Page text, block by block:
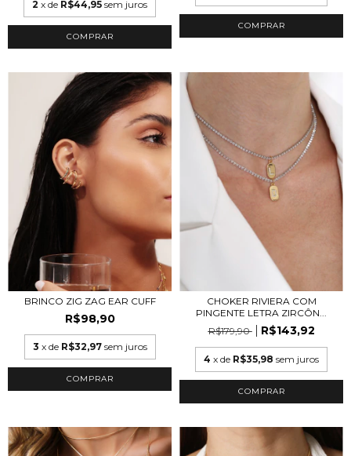
2 x de R$44,95 sem juros
COMPRAR
COMPRAR
BRINCO ZIG ZAG EAR CUFF
R$98,90
3 x de R$32,97 sem juros
COMPRAR
CHOKER RIVIERA COM
PINGENTE LETRA ZIRCÔN...
R$179,90
R$143,92
4 x de R$35,98 sem juros
COMPRAR